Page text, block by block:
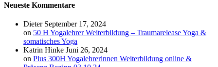
Neueste Kommentare
Dieter September 17, 2024
on 50 H Yogalehrer Weiterbildung – Traumarelease Yoga &
somatisches Yoga
Katrin Hinke Juni 26, 2024
on Plus 300H Yogalehrerinnen Weiterbildung online &